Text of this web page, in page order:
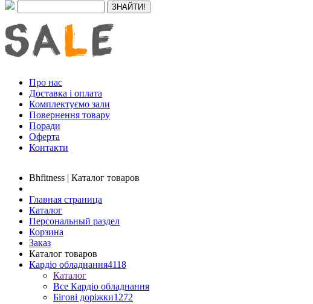
Про нас
Доставка і оплата
Комплектуємо зали
Повернення товару
Поради
Оферта
Контакти
Bhfitness | Каталог товаров
Главная страница
Каталог
Персональный раздел
Корзина
Заказ
Каталог товаров
Кардіо обладнання4118
Каталог
Все Кардіо обладнання
Бігові доріжки1272